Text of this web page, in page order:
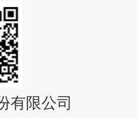
有限公司